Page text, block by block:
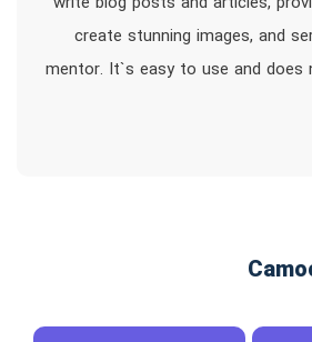
create stunning images, and
mentor. It`s easy to use and does